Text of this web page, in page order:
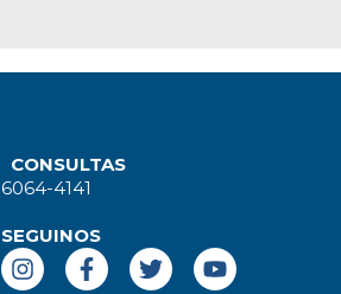
CONSULTAS
6064-4141
SEGUINOS